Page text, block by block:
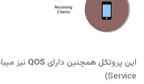
این پروتکل همچنین دارای QOS
Service)